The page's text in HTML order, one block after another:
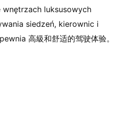
luksusowych
siedzeń, kierownic i
高級和舒适的驾驶体验。